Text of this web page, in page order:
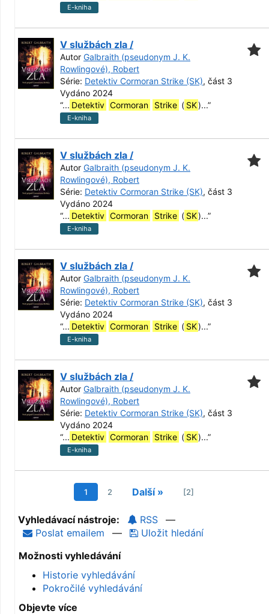
E-kniha
V službách zla /
Autor Galbraith (pseudonym J. K.
Rowlingové), Robert
Série: Detektiv Cormoran Strike (SK), část 3
Vydáno 2024
“... Detektiv Cormoran Strike ( SK)...”
E-kniha
V službách zla /
Autor Galbraith (pseudonym J. K.
Rowlingové), Robert
Série: Detektiv Cormoran Strike (SK), část 3
Vydáno 2024
“... Detektiv Cormoran Strike ( SK)...”
E-kniha
V službách zla /
Autor Galbraith (pseudonym J. K.
Rowlingové), Robert
Série: Detektiv Cormoran Strike (SK), část 3
Vydáno 2024
“... Detektiv Cormoran Strike ( SK)...”
E-kniha
V službách zla /
Autor Galbraith (pseudonym J. K.
Rowlingové), Robert
Série: Detektiv Cormoran Strike (SK), část 3
Vydáno 2024
“... Detektiv Cormoran Strike ( SK)...”
E-kniha
1 2 Další » [2]
Vyhledávací nástroje: RSS
—
Poslat emailem
—
Uložit hledání
Možnosti vyhledávání
Historie vyhledávání
Pokročilé vyhledávání
Objevte více